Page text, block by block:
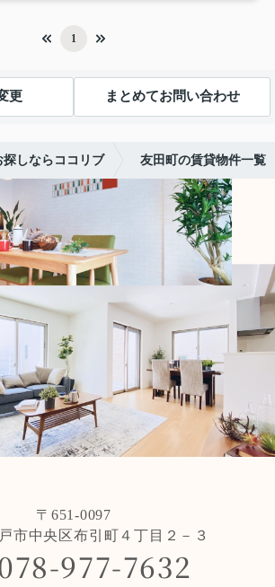
1
更 まとめてお問い合わせ
しならココリブ 友田町の賃貸物件一覧
〒651-0097
市中央区布引町４丁目２－３
977-7632